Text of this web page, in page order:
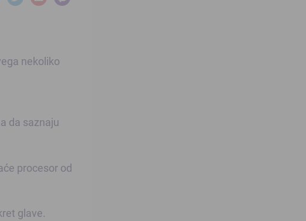
nekoliko
da saznaju
procesor od
glave.